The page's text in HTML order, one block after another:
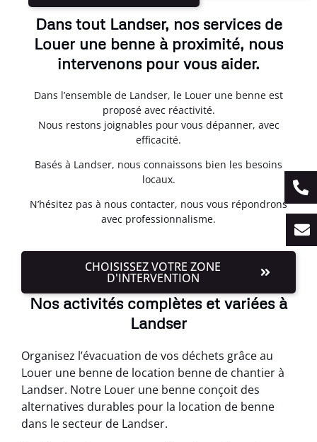
Dans tout Landser, nos services de
Louer une benne à proximité, nous
intervenons pour vous aider.
Dans l’ensemble de Landser, le Louer une benne est
proposé avec réactivité.
Nous restons joignables pour vous dépanner, avec
efficacité.
Basés à Landser, nous connaissons bien les besoins
locaux.
N’hésitez pas à nous contacter, nous vous répondrons
avec professionnalisme.
CHOISISSEZ VOTRE ZONE
D'INTERVENTION
Nos activités complètes et variées à
Landser
Organisez l’évacuation de vos déchets grâce au
Louer une benne de location benne de chantier à
Landser. Notre Louer une benne conçoit des
alternatives durables pour la location de benne
dans le secteur de Landser.